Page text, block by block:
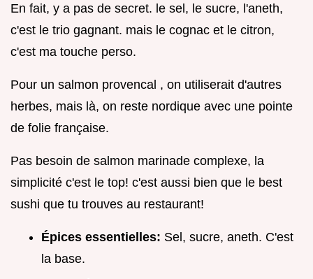
En fait, y a pas de secret. le sel, le sucre, l'aneth,
c'est le trio gagnant. mais le cognac et le citron,
c'est ma touche perso.
Pour un salmon provencal , on utiliserait d'autres
herbes, mais là, on reste nordique avec une pointe
de folie française.
Pas besoin de salmon marinade complexe, la
simplicité c'est le top! c'est aussi bien que le best
sushi que tu trouves au restaurant!
Épices essentielles: Sel, sucre, aneth. C'est
la base.